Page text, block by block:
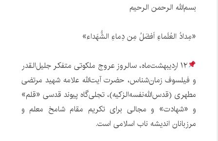
بسم‌الله‌ الرحمن ‌الرحیم
«مِدادُ العُلَماءِ اَفضَلُ مِن دِماءِ الشُّهَداء»
۱۲ اردیبهشت‌ماه، سالروز عروج ملکوتی متفکر جلیل‌القدر
و فیلسوف زمان‌شناس، حضرت آیت‌الله علامه شهید مرتضی
مطهری (قدس‌الله‌نفسه‌الزکیه)، تجلی‌گاه پیوند قدسی «قلم»
و «شهادت» و مجالی برای تکریم مقام شامخ معلم و
مرزبانان اندیشه ناب اسلامی است.